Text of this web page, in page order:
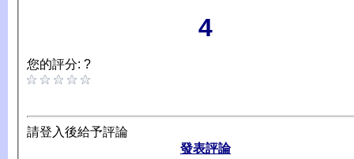
4
您的評分: ?
請登入後給予評論
發表評論